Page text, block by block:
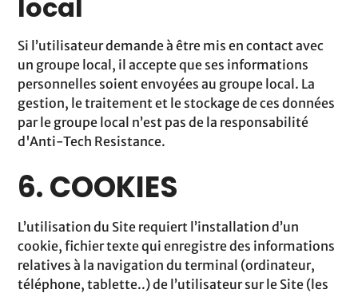
local
Si l’utilisateur demande à être mis en contact avec
un groupe local, il accepte que ses informations
personnelles soient envoyées au groupe local. La
gestion, le traitement et le stockage de ces données
par le groupe local n’est pas de la responsabilité
d'Anti-Tech Resistance.
6. COOKIES
L’utilisation du Site requiert l’installation d’un
cookie, fichier texte qui enregistre des informations
relatives à la navigation du terminal (ordinateur,
téléphone, tablette..) de l’utilisateur sur le Site (les